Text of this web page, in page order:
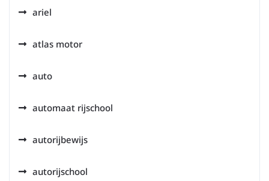
ariel
atlas motor
auto
automaat rijschool
autorijbewijs
autorijschool